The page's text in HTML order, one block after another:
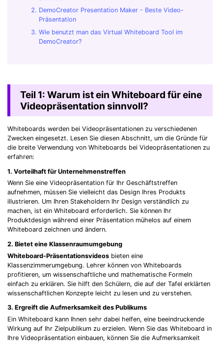
DemoCreator Presentation Maker - Beste Video-
Präsentation
Wie benutzt man das Virtual Whiteboard Tool im
DemoCreator?
Teil 1: Warum ist ein Whiteboard für eine
Videopräsentation sinnvoll?
Whiteboards werden bei Videopräsentationen zu verschiedenen
Zwecken eingesetzt. Lesen Sie diesen Abschnitt, um die Gründe für
die breite Verwendung von Whiteboards bei Videopräsentationen zu
erfahren:
1. Vorteilhaft für Unternehmenstreffen
Wenn Sie eine Videopräsentation für Ihr Geschäftstreffen
aufnehmen, müssen Sie vielleicht das Design Ihres Produkts
illustrieren. Um Ihren Stakeholdern Ihr Design verständlich zu
machen, ist ein Whiteboard erforderlich. Sie können Ihr
Produktdesign während einer Präsentation mühelos auf einem
Whiteboard zeichnen und ändern.
2. Bietet eine Klassenraumumgebung
Whiteboard-Präsentationsvideos bieten eine
Klassenzimmerumgebung. Lehrer können von Whiteboards
profitieren, um wissenschaftliche und mathematische Formeln
einfach zu erklären. Sie hilft den Schülern, die auf der Tafel erklärten
wissenschaftlichen Konzepte leicht zu lesen und zu verstehen.
3. Ergreift die Aufmerksamkeit des Publikums
Ein Whiteboard kann Ihnen sehr dabei helfen, eine beeindruckende
Wirkung auf Ihr Zielpublikum zu erzielen. Wenn Sie das Whiteboard in
Ihre Videopräsentation einbauen, können Sie die Aufmerksamkeit